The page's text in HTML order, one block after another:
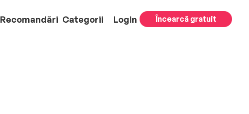
Recomandări Categorii Login Încearcă gratuit